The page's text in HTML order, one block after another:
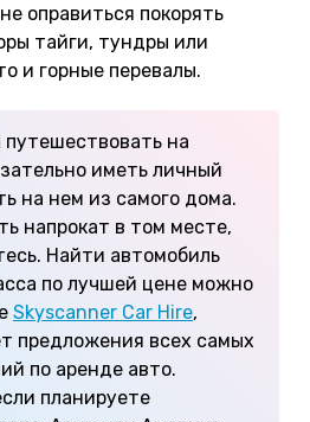
оправиться покорять
тайги, тундры или
и горные перевалы.
путешествовать на
иметь личный
на нем из самого дома.
напрокат в том месте,
Найти автомобиль
по лучшей цене можно
Skyscanner Car Hire,
предложения всех самых
по аренде авто.
планируете